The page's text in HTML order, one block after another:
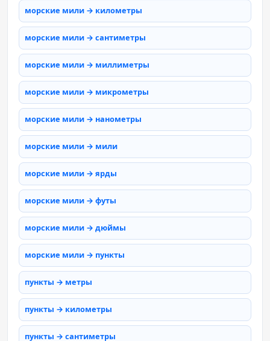
морские мили → километры
морские мили → сантиметры
морские мили → миллиметры
морские мили → микрометры
морские мили → нанометры
морские мили → мили
морские мили → ярды
морские мили → футы
морские мили → дюймы
морские мили → пункты
пункты → метры
пункты → километры
пункты → сантиметры